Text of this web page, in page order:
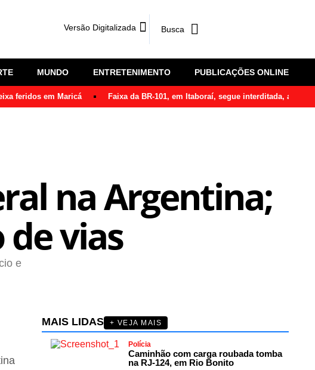
Versão Digitalizada
MUNDO ENTRETENIMENTO PUBLICAÇÕES ONLINE
feridos em Maricá Faixa da BR-101, em Itaboraí, segue interditada, após
na Argentina;
vias
e
MAIS LIDAS + VEJA MAIS
Polícia
Caminhão com carga roubada tomba
na RJ-124, em Rio Bonito